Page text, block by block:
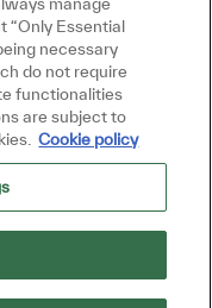
“Only Essential
necessary
do not require
functionalities
are subject to
Cookie policy